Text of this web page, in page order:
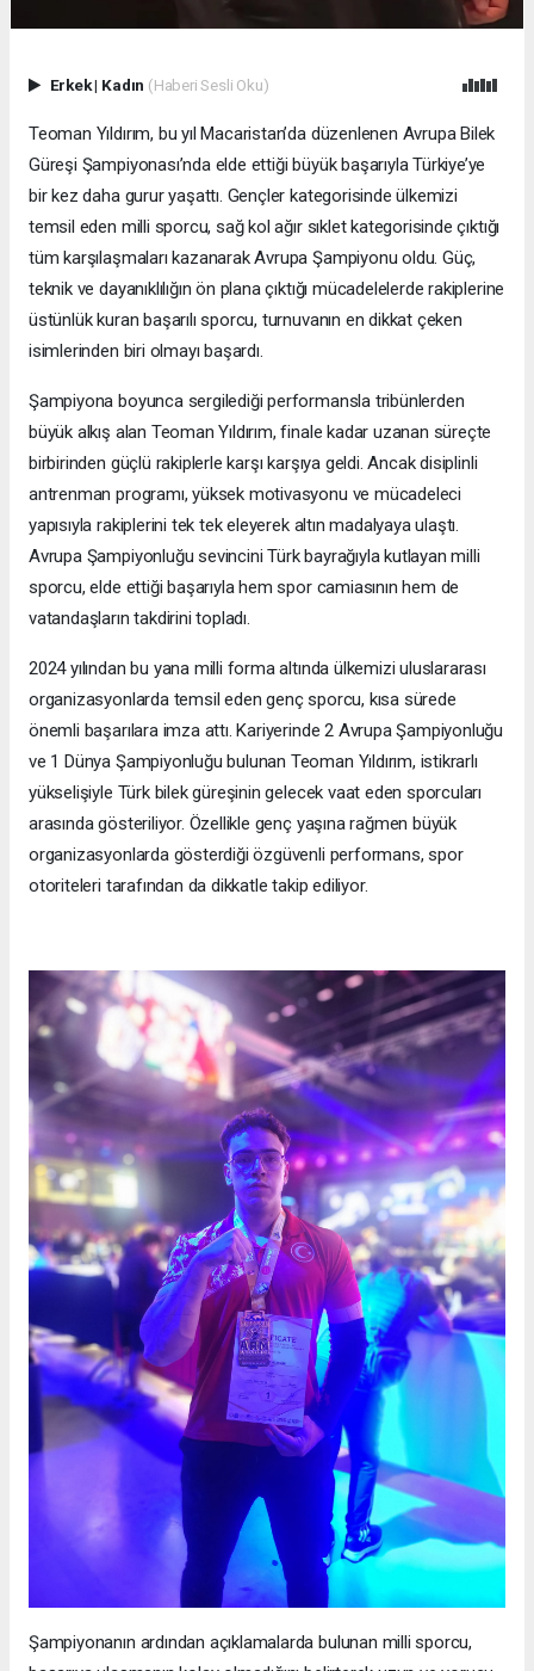
Erkek| Kadın (Haberi Sesli Oku)
Teoman Yıldırım, bu yıl Macaristan’da düzenlenen Avrupa Bilek
Güreşi Şampiyonası’nda elde ettiği büyük başarıyla Türkiye’ye
bir kez daha gurur yaşattı. Gençler kategorisinde ülkemizi
temsil eden milli sporcu, sağ kol ağır sıklet kategorisinde çıktığı
tüm karşılaşmaları kazanarak Avrupa Şampiyonu oldu. Güç,
teknik ve dayanıklılığın ön plana çıktığı mücadelelerde rakiplerine
üstünlük kuran başarılı sporcu, turnuvanın en dikkat çeken
isimlerinden biri olmayı başardı.
Şampiyona boyunca sergilediği performansla tribünlerden
büyük alkış alan Teoman Yıldırım, finale kadar uzanan süreçte
birbirinden güçlü rakiplerle karşı karşıya geldi. Ancak disiplinli
antrenman programı, yüksek motivasyonu ve mücadeleci
yapısıyla rakiplerini tek tek eleyerek altın madalyaya ulaştı.
Avrupa Şampiyonluğu sevincini Türk bayrağıyla kutlayan milli
sporcu, elde ettiği başarıyla hem spor camiasının hem de
vatandaşların takdirini topladı.
2024 yılından bu yana milli forma altında ülkemizi uluslararası
organizasyonlarda temsil eden genç sporcu, kısa sürede
önemli başarılara imza attı. Kariyerinde 2 Avrupa Şampiyonluğu
ve 1 Dünya Şampiyonluğu bulunan Teoman Yıldırım, istikrarlı
yükselişiyle Türk bilek güreşinin gelecek vaat eden sporcuları
arasında gösteriliyor. Özellikle genç yaşına rağmen büyük
organizasyonlarda gösterdiği özgüvenli performans, spor
otoriteleri tarafından da dikkatle takip ediliyor.
Şampiyonanın ardından açıklamalarda bulunan milli sporcu,